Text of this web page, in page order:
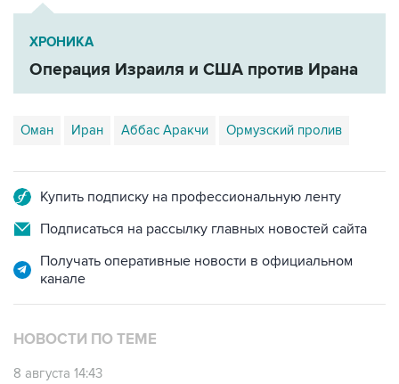
ХРОНИКА
Операция Израиля и США против Ирана
Оман Иран Аббас Аракчи Ормузский пролив
Купить подписку на профессиональную ленту
Подписаться на рассылку главных новостей сайта
Получать оперативные новости в официальном
канале
НОВОСТИ ПО ТЕМЕ
8 августа 14:43